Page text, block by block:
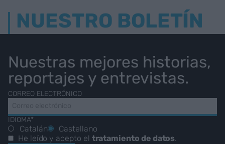
NUESTRO BOLETÍN
Nuestras mejores historias,
reportajes y entrevistas.
CORREO ELECTRÓNICO
IDIOMA*
Catalán
Castellano
He leído y acepto el tratamiento de datos.